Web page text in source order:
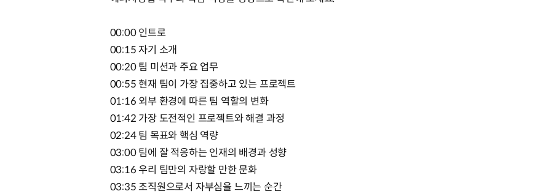
00:00 인트로
00:15 자기 소개
00:20 팀 미션과 주요 업무
00:55 현재 팀이 가장 집중하고 있는 프로젝트
01:16 외부 환경에 따른 팀 역할의 변화
01:42 가장 도전적인 프로젝트와 해결 과정
02:24 팀 목표와 핵심 역량
03:00 팀에 잘 적응하는 인재의 배경과 성향
03:16 우리 팀만의 자랑할 만한 문화
03:35 조직원으로서 자부심을 느끼는 순간